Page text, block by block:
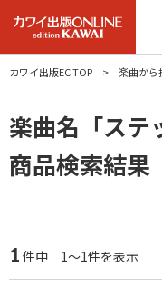
カワイ出版EC TOP 楽曲から
楽曲名「ス
商品検索結果
1 件中 1～1件を表示